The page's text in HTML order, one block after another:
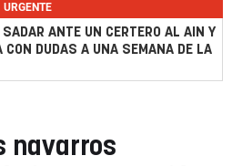
URGENTE
ANTE UN CERTERO AL AIN Y
CON DUDAS A UNA SEMANA DE LA
navarros